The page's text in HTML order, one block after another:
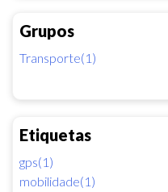
Grupos
Transporte(1)
Etiquetas
gps(1)
mobilidade(1)